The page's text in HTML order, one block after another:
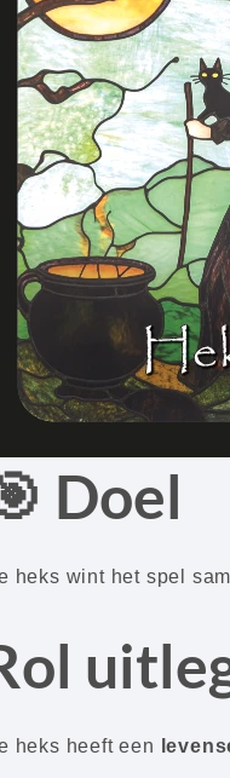
Doel
heks wint het spel
heks heeft een